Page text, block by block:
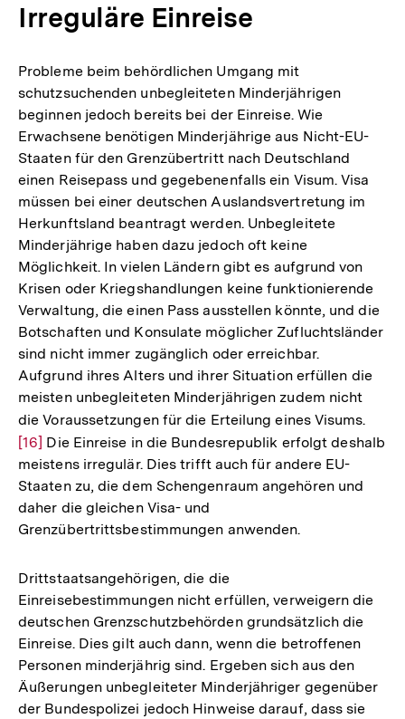
Fußnote
Irreguläre Einreise
Probleme beim behördlichen Umgang mit
schutzsuchenden unbegleiteten Minderjährigen
beginnen jedoch bereits bei der Einreise. Wie
Erwachsene benötigen Minderjährige aus Nicht-EU-
Staaten für den Grenzübertritt nach Deutschland
einen Reisepass und gegebenenfalls ein Visum. Visa
müssen bei einer deutschen Auslandsvertretung im
Herkunftsland beantragt werden. Unbegleitete
Minderjährige haben dazu jedoch oft keine
Möglichkeit. In vielen Ländern gibt es aufgrund von
Krisen oder Kriegshandlungen keine funktionierende
Verwaltung, die einen Pass ausstellen könnte, und die
Botschaften und Konsulate möglicher Zufluchtsländer
sind nicht immer zugänglich oder erreichbar.
Aufgrund ihres Alters und ihrer Situation erfüllen die
meisten unbegleiteten Minderjährigen zudem nicht
die Voraussetzungen für die Erteilung eines Visums.
[16] Die Einreise in die Bundesrepublik erfolgt deshalb
meistens irregulär. Dies trifft auch für andere EU-
Staaten zu, die dem Schengenraum angehören und
daher die gleichen Visa- und
Grenzübertrittsbestimmungen anwenden.
Drittstaatsangehörigen, die die
Einreisebestimmungen nicht erfüllen, verweigern die
deutschen Grenzschutzbehörden grundsätzlich die
Einreise. Dies gilt auch dann, wenn die betroffenen
Personen minderjährig sind. Ergeben sich aus den
Äußerungen unbegleiteter Minderjähriger gegenüber
der Bundespolizei jedoch Hinweise darauf, dass sie